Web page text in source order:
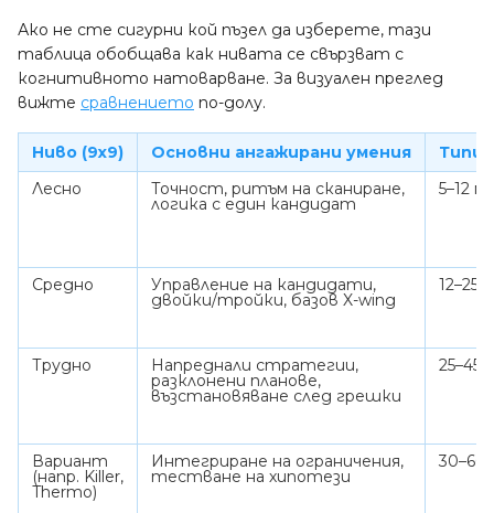
Ако не сте сигурни кой пъзел да изберете, тази
таблица обобщава как нивата се свързват с
когнитивното натоварване. За визуален преглед
вижте сравнението по-долу.
Ниво (9x9) Основни ангажирани умения
Лесно
Точност, ритъм на сканиране,
логика с един кандидат
5–12
Средно Управление на кандидати,
двойки/тройки, базов X-wing
12–25
Трудно Напреднали стратегии,
разклонени планове,
възстановяване след грешки
25–45
Вариант
(напр. Killer,
Thermo)
Интегриране на ограничения,
тестване на хипотези